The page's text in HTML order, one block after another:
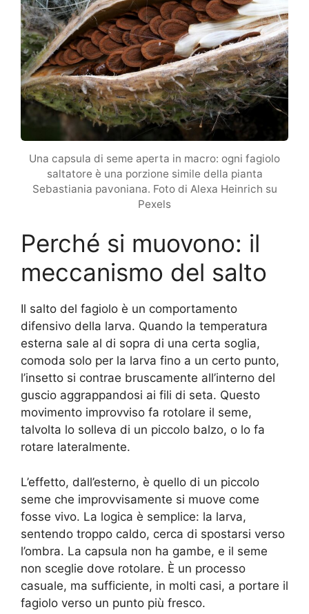
Una capsula di seme aperta in macro: ogni fagiolo
saltatore è una porzione simile della pianta
Sebastiania pavoniana. Foto di Alexa Heinrich su
Pexels
Perché si muovono: il
meccanismo del salto
Il salto del fagiolo è un comportamento
difensivo della larva. Quando la temperatura
esterna sale al di sopra di una certa soglia,
comoda solo per la larva fino a un certo punto,
l’insetto si contrae bruscamente all’interno del
guscio aggrappandosi ai fili di seta. Questo
movimento improvviso fa rotolare il seme,
talvolta lo solleva di un piccolo balzo, o lo fa
rotare lateralmente.
L’effetto, dall’esterno, è quello di un piccolo
seme che improvvisamente si muove come
fosse vivo. La logica è semplice: la larva,
sentendo troppo caldo, cerca di spostarsi verso
l’ombra. La capsula non ha gambe, e il seme
non sceglie dove rotolare. È un processo
casuale, ma sufficiente, in molti casi, a portare il
fagiolo verso un punto più fresco.